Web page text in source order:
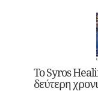
Το Syros
δεύτερη